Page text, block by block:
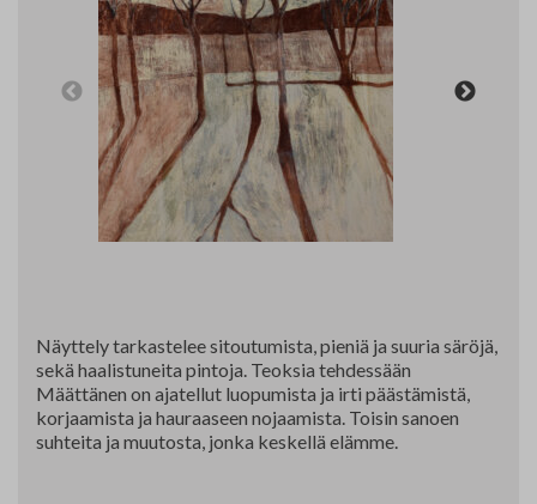
Jäsenluettelo
Näyttely tarkastelee sitoutumista, pieniä ja suuria säröjä,
sekä haalistuneita pintoja. Teoksia tehdessään
Määttänen on ajatellut luopumista ja irti päästämistä,
korjaamista ja hauraaseen nojaamista. Toisin sanoen
suhteita ja muutosta, jonka keskellä elämme.